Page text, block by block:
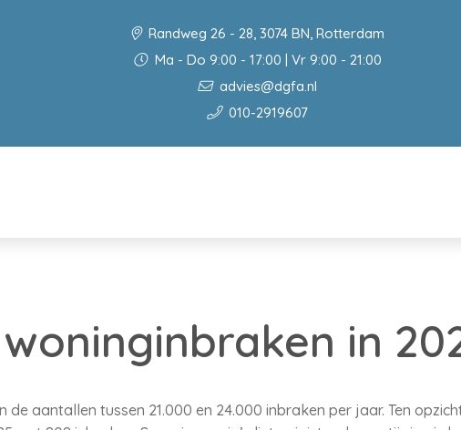
Randweg 26 - 28, 3074 BN, Rotterdam
Ma - Do 9:00 - 17:00 | Vr 9:00 - 21:00
advies@dgfa.nl
010-2919607
in
de aantallen tussen 21.000 en 24.000 inbraken per jaar. Ten